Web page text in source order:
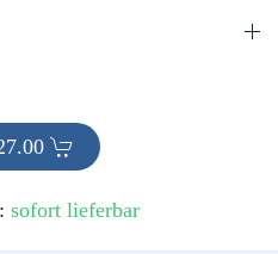
sofort lieferbar